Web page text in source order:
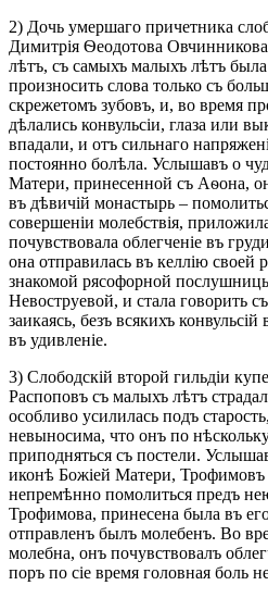
2) Дочь умершаго причетника
Димитрія Ѳеодотова
лѣтъ, съ самыхъ малыхъ лѣтъ
произносить слова только съ
скрежетомъ зубовъ, и, во время
дѣлались конвульсіи, глаза или
впадали, и отъ сильнаго
постоянно болѣла. Услышавъ о
Матери, принесенной съ Аѳона,
въ дѣвичій монастырь –
совершеніи молебствія,
почувствовала облегченіе въ
она отправилась въ келлію своей
знакомой рясофорной
Невоструевой, и стала говорить
заикаясь, безъ всякихъ
въ удивленіе.
3) Слободскій второй гильдіи
Распоповъ съ малыхъ лѣтъ
особливо усилилась подъ
невыносима, что онъ по
приподняться съ постели.
иконѣ Божіей Матери, Трофимовъ
непремѣнно помолиться предъ
Трофимова, принесена была въ
отправленъ былъ молебенъ. Во
молебна, онъ почувствовалъ
поръ по сіе время головная боль